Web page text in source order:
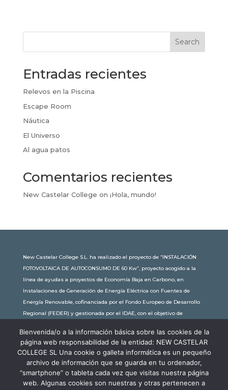
Search
Entradas recientes
Relevos en la Piscina
Escape Room
Náutica
El Universo
Al agua patos
Comentarios recientes
New Castelar College on ¡Hola, mundo!
New Castelar College S.L. ha realizado el proyecto de “INSTALACIÓN
FOTOVOLTAICA DE AUTOCONSUMO DE 60 Kw”, proyecto acogido a la
línea de ayudas a proyectos de Economía Baja en Carbono, en
Instalaciones de Generación de Energía Eléctrica con Fuentes de
Energía Renovable, cofinanciada por el Fondo Europeo de Desarrollo
Regional (FEDER) y gestionada por el IDAE, con el objetivo de
subvención de 30.245,63€. Con una potencia instalada de 60kW, la
comunidad educativa de New Castelar ahorra al planeta 34,79
toneladas de CO2 al año, lo que equivale a recorrer 116.677 km en coche
o plantar 116 árboles al año.
Bienvenida/o a la información básica sobre las cookies de la
página web responsabilidad de la entidad: NEW CASTELAR
COLLEGE SL Una cookie o galleta informática es un pequeño
archivo de información que se guarda en tu ordenador,
“smartphone” o tableta cada vez que visitas nuestra página
web. Algunas cookies son nuestras y otras pertenecen a